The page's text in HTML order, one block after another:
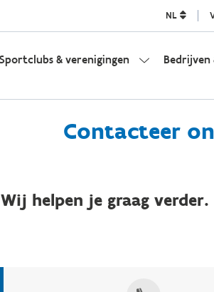
NL
Sportclubs & verenigingen Bedrijven
Contacteer
helpen je graag verder.